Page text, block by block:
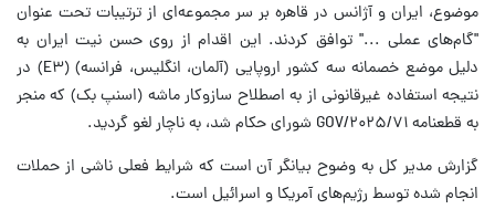
موضوع، ایران و آژانس در قاهره بر سر مجموعه‌ای از ترتیبات تحت عنوان
"گام‌های عملی ..." توافق کردند. این اقدام از روی حسن نیت ایران به
دلیل موضع خصمانه سه کشور اروپایی (آلمان، انگلیس، فرانسه) (E۳) در
نتیجه استفاده غیرقانونی از به اصطلاح سازوکار ماشه (اسنپ بک) که منجر
به قطعنامه GOV/۲۰۲۵/۷۱ شورای حکام شد، به ناچار لغو ‌گردید.
گزارش مدیر کل به وضوح بیانگر آن است که شرایط فعلی ناشی از حملات
انجام شده توسط رژیم‌های آمریکا و اسرائیل است.